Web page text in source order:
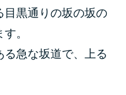
目黒通りの坂の坂の
。
る急な坂道で、上る